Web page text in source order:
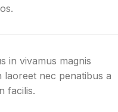
in vivamus magnis
laoreet nec penatibus a
facilis.